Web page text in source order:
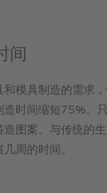
间
和模具制造的需求
造时间缩短75%。
造图案。与传统的
周的时间。